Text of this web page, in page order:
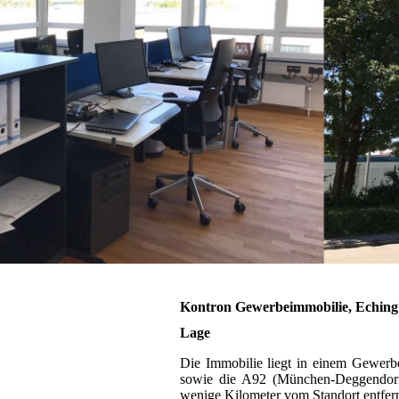
Kontron Gewerbeimmobilie, Eching
Lage
Die Immobilie liegt in einem
sowie die A92 (München-
wenige Kilometer vom Standort